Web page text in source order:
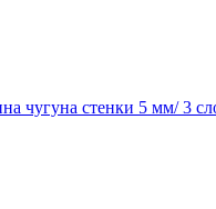
чугуна стенки 5 мм/ 3